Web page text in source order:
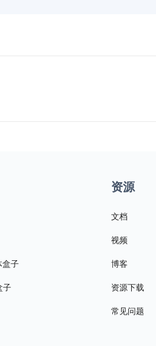
盒子
子
资源
文档
视频
博客
资源下载
常见问题